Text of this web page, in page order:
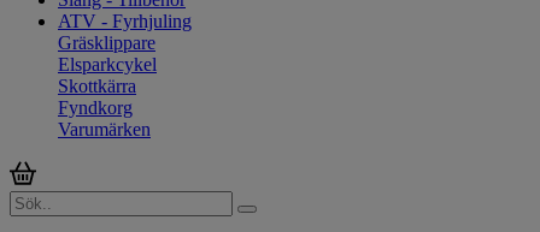
ATV - Fyrhjuling
Gräsklippare
Elsparkcykel
Skottkärra
Fyndkorg
Varumärken